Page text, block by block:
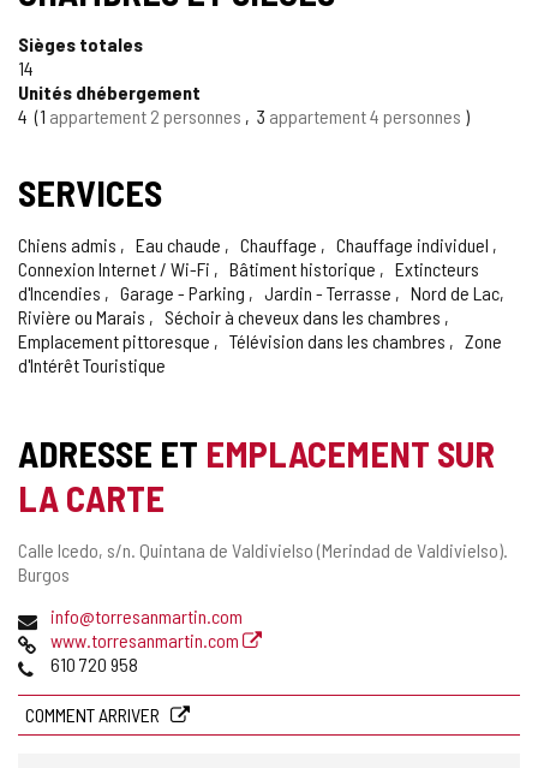
Sièges totales
14
Unités dhébergement
4
1 appartement 2 personnes 3 appartement 4 personnes
SERVICES
Chiens admis Eau chaude Chauffage
Chauffage individuel
Connexion Internet / Wi-Fi
Bâtiment historique
Extincteurs
d'Incendies
Garage - Parking Jardin - Terrasse
Nord de Lac,
Rivière ou Marais
Séchoir à cheveux dans les chambres
Emplacement pittoresque
Télévision dans les chambres
Zone
d'Intérêt Touristique
ADRESSE ET EMPLACEMENT SUR
LA CARTE
Adresse
postale
Calle Icedo, s/n. Quintana de Valdivielso (Merindad de Valdivielso).
Burgos
Adresse
de
courrier
info@torresanmartin.com
Page
Web
www.torresanmartin.com
Téléphones
610 720 958
COMMENT ARRIVER